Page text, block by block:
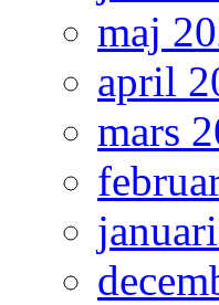
maj
april
mars